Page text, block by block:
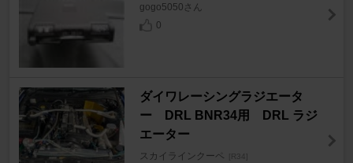
gogo5050さん
0
ダイワレーシングラジエータ
ー DRL BNR34用 DRL ラジ
エーター
スカイラインクーペ [R34]